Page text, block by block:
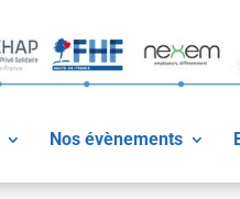
Nos évènements